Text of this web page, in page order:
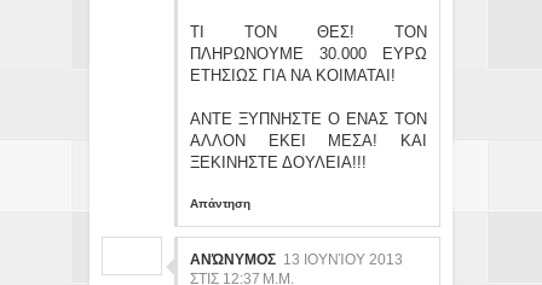
ΤΙ ΤΟΝ ΘΕΣ! ΤΟΝ
ΠΛΗΡΩΝΟΥΜΕ 30.000 ΕΥΡΩ
ΕΤΗΣΙΩΣ ΓΙΑ ΝΑ ΚΟΙΜΑΤΑΙ!
ΑΝΤΕ ΞΥΠΝΗΣΤΕ Ο ΕΝΑΣ ΤΟΝ
ΑΛΛΟΝ ΕΚΕΙ ΜΕΣΑ! ΚΑΙ
ΞΕΚΙΝΗΣΤΕ ΔΟΥΛΕΙΑ!!!
Απάντηση
ΑΝΏΝΥΜΟΣ 13 ΙΟΥΝΊΟΥ 2013
ΣΤΙΣ 12:37 Μ.Μ.